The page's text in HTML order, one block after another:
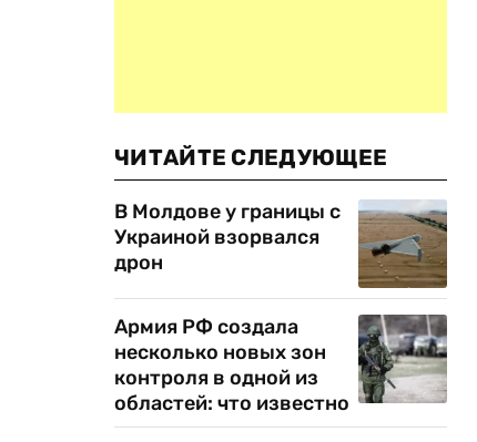
ЧИТАЙТЕ СЛЕДУЮЩЕЕ
В Молдове у границы с
Украиной взорвался
дрон
Армия РФ создала
несколько новых зон
контроля в одной из
областей: что известно